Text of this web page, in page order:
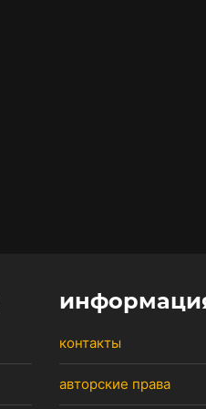
контакты
авторские права